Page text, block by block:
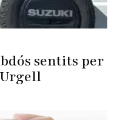
sentits per